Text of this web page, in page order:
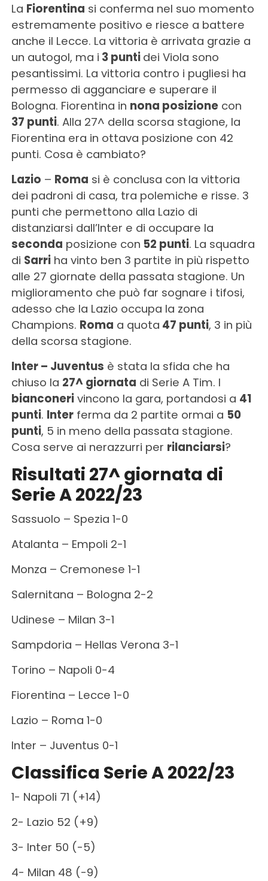
La Fiorentina si conferma nel suo momento
estremamente positivo e riesce a battere
anche il Lecce. La vittoria è arrivata grazie a
un autogol, ma i 3 punti dei Viola sono
pesantissimi. La vittoria contro i pugliesi ha
permesso di agganciare e superare il
Bologna. Fiorentina in nona posizionecon
37 punti. Alla 27^ della scorsa stagione, la
Fiorentina era in ottava posizione con 42
punti. Cosa è cambiato?
Lazio – Roma si è conclusa con la vittoria
dei padroni di casa, tra polemiche e risse. 3
punti che permettono alla Lazio di
distanziarsi dall’Inter e di occupare la
seconda posizione con 52 punti. La squadra
di Sarriha vinto ben 3 partite in più rispetto
alle 27 giornate della passata stagione. Un
miglioramento che può far sognare i tifosi,
adesso che la Lazio occupa la zona
Champions. Roma a quota 47 punti, 3 in più
della scorsa stagione.
Inter – Juventus è stata la sfida che ha
chiuso la 27^ giornata di Serie A Tim. I
bianconerivincono la gara, portandosi a 41
punti. Interferma da 2 partite ormai a 50
punti, 5 in meno della passata stagione.
Cosa serve ai nerazzurri per rilanciarsi?
Risultati 27^ giornata di
Serie A 2022/23
Sassuolo – Spezia 1-0
Atalanta – Empoli 2-1
Monza – Cremonese 1-1
Salernitana – Bologna 2-2
Udinese – Milan 3-1
Sampdoria – Hellas Verona 3-1
Torino – Napoli 0-4
Fiorentina – Lecce 1-0
Lazio – Roma 1-0
Inter – Juventus 0-1
Classifica Serie A 2022/23
1- Napoli 71 (+14)
2- Lazio 52 (+9)
3- Inter 50 (-5)
4- Milan 48 (-9)